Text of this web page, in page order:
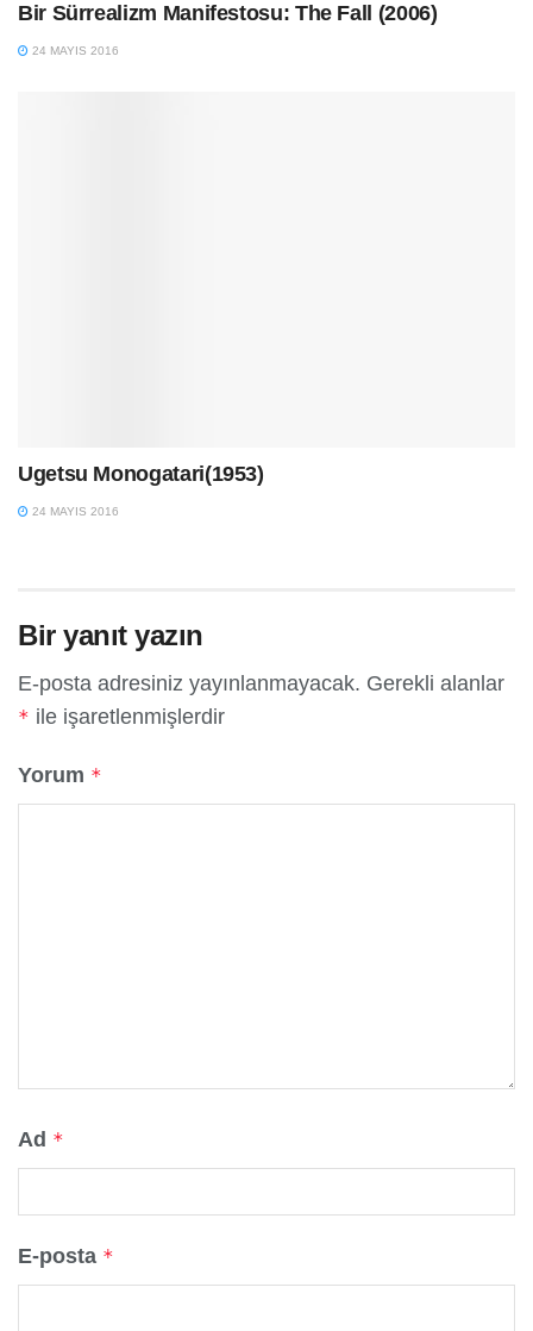
Bir Sürrealizm Manifestosu: The Fall (2006)
24 MAYIS 2016
Ugetsu Monogatari(1953)
24 MAYIS 2016
Bir yanıt yazın
E-posta adresiniz yayınlanmayacak. Gerekli alanlar
* ile işaretlenmişlerdir
Yorum *
Ad *
E-posta *